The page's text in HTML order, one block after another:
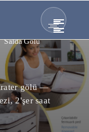
Salda Gölü
gölü —
2'şer saat